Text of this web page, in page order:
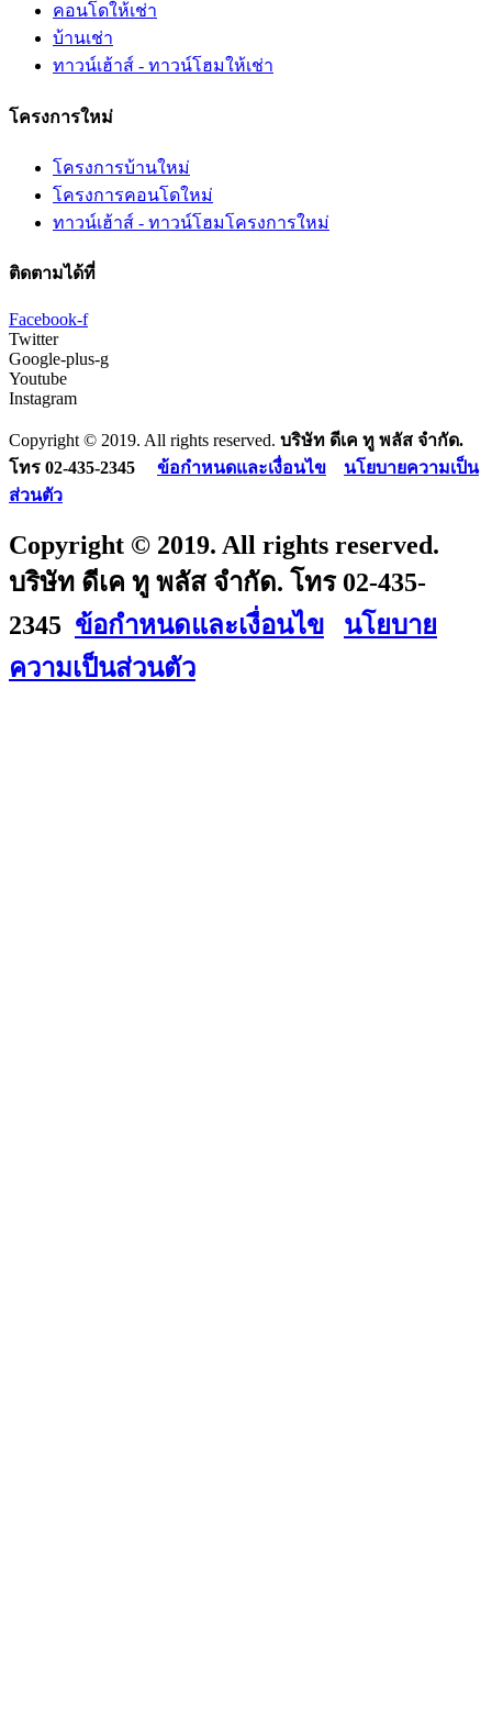
คอนโดให้เช่า
บ้านเช่า
ทาวน์เฮ้าส์ - ทาวน์โฮมให้เช่า
โครงการใหม่
โครงการบ้านใหม่
โครงการคอนโดใหม่
ทาวน์เฮ้าส์ - ทาวน์โฮมโครงการใหม่
ติดตามได้ที่
Facebook-f
Twitter
Google-plus-g
Youtube
Instagram
Copyright © 2019. All rights reserved. บริษัท ดีเค ทู พลัส จำกัด.
โทร 02-435-2345
ข้อกำหนดและเงื่อนไข
นโยบายความเป็น
ส่วนตัว
Copyright © 2019. All rights reserved.
บริษัท ดีเค ทู พลัส จำกัด. โทร 02-435-
2345 ข้อกำหนดและเงื่อนไข
นโยบาย
ความเป็นส่วนตัว